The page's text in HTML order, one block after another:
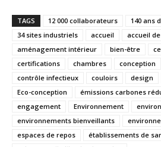
TAGS 12 000 collaborateurs
140 ans
34 sites industriels
accueil accueil
aménagement intérieur
bien-être
certifications
chambres conception
contrôle infectieux
couloirs design
Eco-conception
émissions carbones
engagement
Environnement
environnements bienveillants
espaces de repos
établissements de